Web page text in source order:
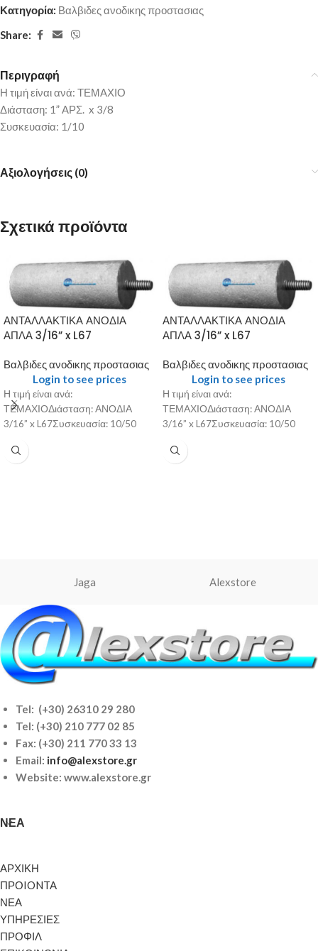
Κατηγορία: Βαλβιδες ανοδικης προστασιας
Share:
Περιγραφή
Η τιμή είναι ανά: ΤΕΜΑΧΙΟ
Διάσταση: 1” ΑΡΣ. x 3/8
Συσκευασία: 1/10
Αξιολογήσεις (0)
Σχετικά προϊόντα
ΑΝΤΑΛΛΑΚΤΙΚΑ ΑΝΟΔΙΑ
ΑΠΛΑ 3/16” x L67
Βαλβιδες ανοδικης προστασιας
Login to see prices
Η τιμή είναι ανά:
ΤΕΜΑΧΙΟΔιάσταση: ΑΝΟΔΙΑ
3/16” x L67Συσκευασία: 10/50
ΑΝΤΑΛΛΑΚΤΙΚΑ ΑΝΟΔΙΑ
ΑΠΛΑ 3/16” x L67
Βαλβιδες ανοδικης προστασιας
Login to see prices
Η τιμή είναι ανά:
ΤΕΜΑΧΙΟΔιάσταση: ΑΝΟΔΙΑ
3/16” x L67Συσκευασία: 10/50
Jaga Alexstore
Tel: (+30) 26310 29 280
Tel: (+30) 210 777 02 85
Fax: (+30) 211 770 33 13
Email: info@alexstore.gr
Website: www.alexstore.gr
ΝΈΑ
ΑΡΧΙΚΗ
ΠΡΟIONTA
ΝΕΑ
ΥΠΗΡΕΣΙΕΣ
ΠΡΟΦΙΛ